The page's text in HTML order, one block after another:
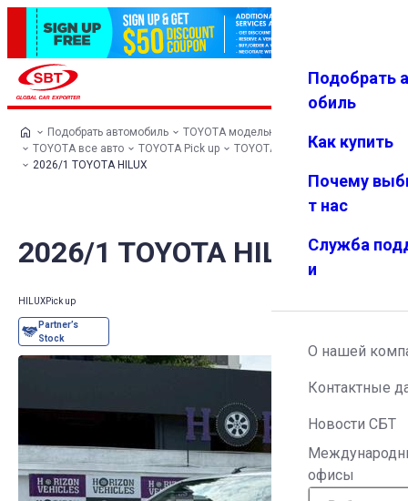
Избранн
Меню
Подобрать
обиль
Как купить
Почему
т нас
Служба
и
О нашей
Контактные
Новости СБТ
офисы
Подобрать автомобиль
TOYOTA модельный ряд
TOYOTA все авто
TOYOTA Pick up
TOYOTA HILUX
2026/1 TOYOTA HILUX
2026/1 TOYOTA HILUX
HILUXPick up